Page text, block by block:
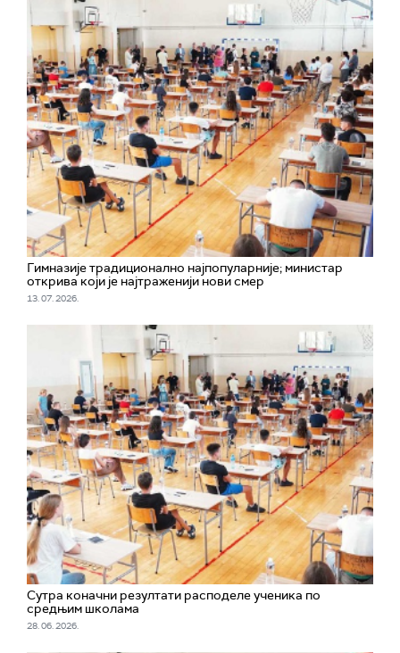
Гимназије традиционално најпопуларније; министар
открива који је најтраженији нови смер
13. 07. 2026.
Сутра коначни резултати расподеле ученика по
средњим школама
28. 06. 2026.